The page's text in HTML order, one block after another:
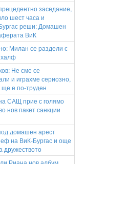
заседание,
шест часа и
реши: Домашен
ВиК
Милан се раздели с
Не сме се
и играхме сериозно,
е по-труден
САЩ прие с голямо
нов пакет санкции
домашен арест
на ВиК-Бургас и още
дружеството
Риана нов албум